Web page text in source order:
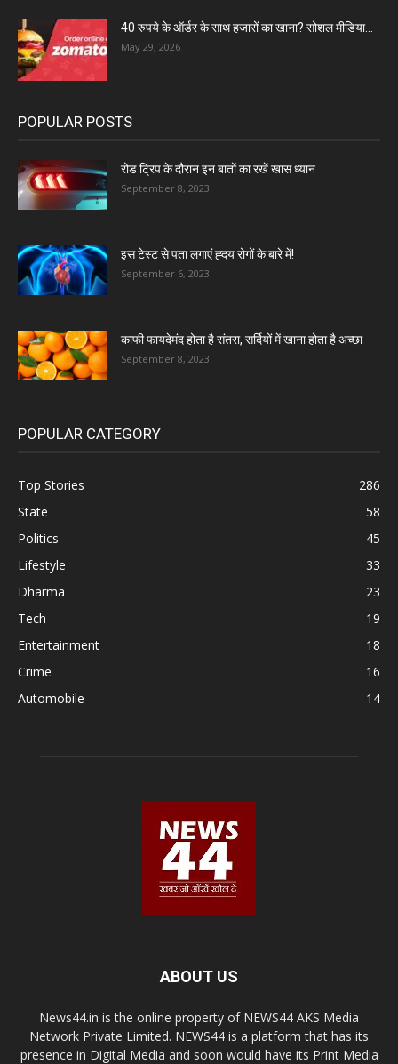
40 रुपये के ऑर्डर के साथ हजारों का खाना? सोशल मीडिया...
May 29, 2026
POPULAR POSTS
रोड ट्रिप के दौरान इन बातों का रखें खास ध्यान
September 8, 2023
इस टेस्ट से पता लगाएं ह्दय रोगों के बारे में!
September 6, 2023
काफी फायदेमंद होता है संतरा, सर्दियों में खाना होता है अच्छा
September 8, 2023
POPULAR CATEGORY
Top Stories
286
State
58
Politics
45
Lifestyle
33
Dharma
23
Tech
19
Entertainment
18
Crime
16
Automobile
14
ABOUT US
News44.in is the online property of NEWS44 AKS Media
Network Private Limited. NEWS44 is a platform that has its
presence in Digital Media and soon would have its Print Media